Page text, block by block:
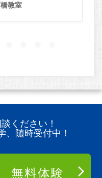
教室
ください！
、随時受付中！
無料体験